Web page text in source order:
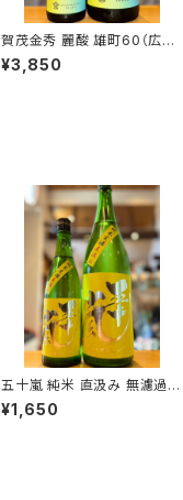
賀茂金秀 麗酸 雄町60（広島
限定）1800ml１本（金光酒
造・広島県東広島市黒瀬町）
¥3,850
五十嵐 純米 直汲み 無濾過生
原酒 720ml１本（五十嵐酒
造・埼玉県飯能市大字川寺）
¥1,650